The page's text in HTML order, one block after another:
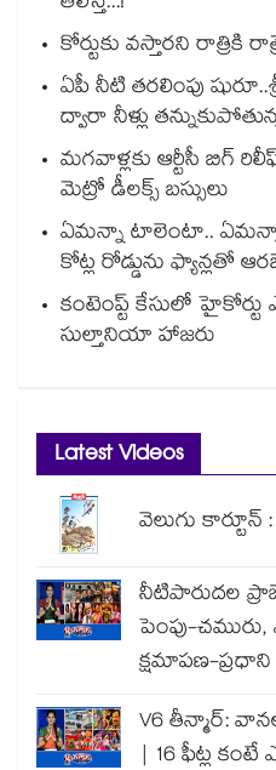
కోర్టుకు వస్తారని రాత్రికి
ఏపీ నీటి తరలింపు
ద్వారా నీళ్లు
మగవాళ్లకు ఆర్టీసీ బిగ్
మెట్రో డీలక్స్ బస్సులు
ఏమన్నా టాలెంటా..
కోట్ల రోడ్డును ఫ్యాన్లతో
కంటెంప్ట్ కేసులో హైకోర్టు
సుల్తానియా హాజరు
Latest Videos
వెలుగు
నీటిపారుదల
పెంపు-చమురు,
క్షమాపణ-
V6 తీన్మార్:
| 16 ఫీట్ల కంటే